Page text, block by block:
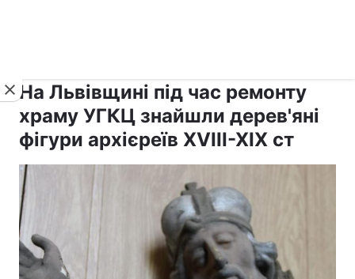
На Львівщині під час ремонту
храму УГКЦ знайшли дерев'яні
фігури архієреїв XVIII-XIX ст